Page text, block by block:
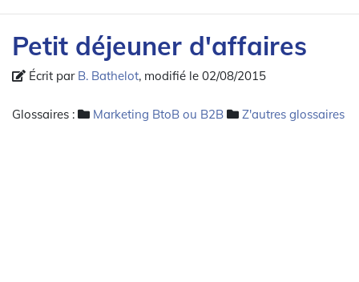
Petit déjeuner d'affaires
Écrit par B. Bathelot, modifié le 02/08/2015
Glossaires : Marketing BtoB ou B2B Z'autres glossaires